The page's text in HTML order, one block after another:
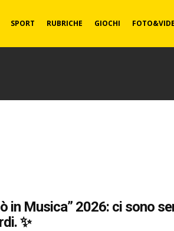
SPORT RUBRICHE GIOCHI
in Musica” 2026: ci sono
✨